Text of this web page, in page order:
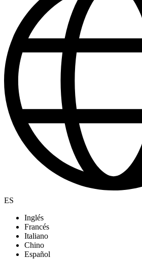
ES
Inglés
Francés
Italiano
Chino
Español